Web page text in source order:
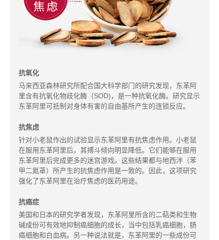
抗氧化
马来西亚森林研究所配合国大科学部门的研究发现，东革阿
里含有抗氧化物歧化酶（SOD)，是一种抗氧化酶。研究显示
东革阿里可抵制对身体有害的自由基所产生的连锁反应。
抗焦虑
针对小老鼠作出的试验显示东革阿里有抗焦虑作用。小老鼠
在服用东革阿里后，其搏斗倾向明显降低。它们能够在服用
东革阿里后完成更多的迷宫游戏。这些结果都与地西泮（苯
甲二氮䓬）所产生的抗焦虑作用是一致的。因此，这项研究
强化了东革阿里在治疗焦虑的医药用途。
抗癌症
美国和日本的研究学者发现，东革阿里所含的二萜类和生物
碱成份可有效地抑制癌细胞的成长，当中包括乳癌细胞，肠
癌细胞和白血病。另一种说法就是，东革阿里的一些成份可